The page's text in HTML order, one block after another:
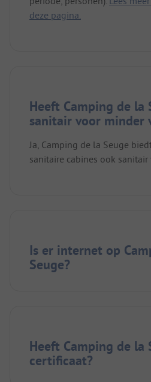
deze pagina.
Heeft Camping de la
sanitair voor minder
Ja, Camping de la Seuge
sanitaire cabines ook
Is er internet op
Seuge?
Heeft Camping de la
certificaat?